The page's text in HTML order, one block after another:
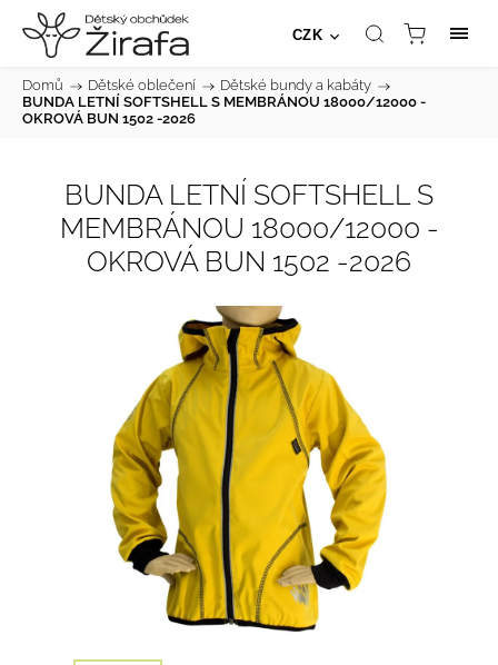
CZK
Domů / Dětské oblečení / Dětské bundy a kabáty /
BUNDA LETNÍ SOFTSHELL S MEMBRÁNOU 18000/12000 -
OKROVÁ BUN 1502 -2026
BUNDA LETNÍ SOFTSHELL S
MEMBRÁNOU 18000/12000 -
OKROVÁ BUN 1502 -2026